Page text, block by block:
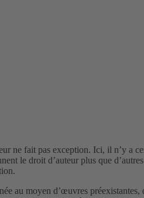
ne fait pas exception. Ici, il n’y a
le droit d’auteur plus que
au moyen d’œuvres préexistantes,